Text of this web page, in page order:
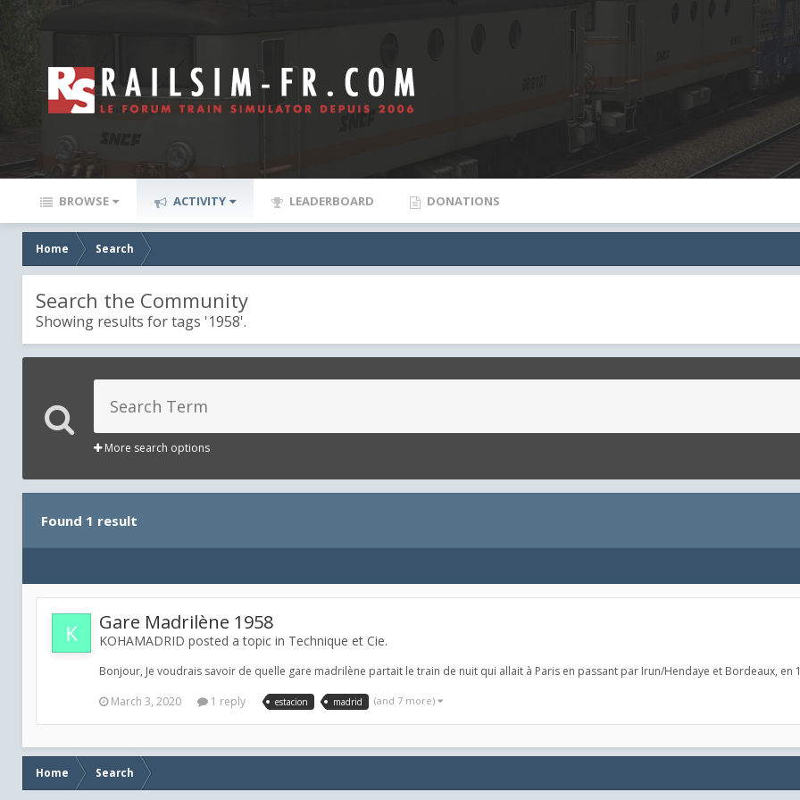
BROWSE ACTIVITY LEADERBOARD DONATIONS
Home Search
Search the Community
Showing results for tags '1958'.
More search options
Found 1 result
Gare Madrilène 1958
KOHAMADRID posted a topic in Technique et Cie.
Bonjour, Je voudrais savoir de quelle gare madrilène partait le train de nuit qui allait à Paris en passant par Irun/Hendaye et Bordeaux, en
March 3, 2020
1 reply estacion madrid (and 7 more)
Home Search